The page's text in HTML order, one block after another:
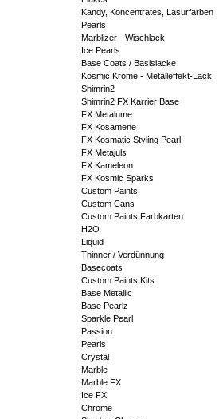
Kandy, Koncentrates, Lasurfarben
Pearls
Marblizer - Wischlack
Ice Pearls
Base Coats / Basislacke
Kosmic Krome - Metalleffekt-Lack
Shimrin2
Shimrin2 FX Karrier Base
FX Metalume
FX Kosamene
FX Kosmatic Styling Pearl
FX Metajuls
FX Kameleon
FX Kosmic Sparks
Custom Paints
Custom Cans
Custom Paints Farbkarten
H2O
Liquid
Thinner / Verdünnung
Basecoats
Custom Paints Kits
Base Metallic
Base Pearlz
Sparkle Pearl
Passion
Pearls
Crystal
Marble
Marble FX
Ice FX
Chrome